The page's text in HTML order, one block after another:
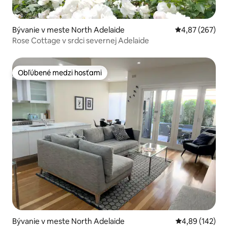
Bývanie v meste North Adelaide Priemerné
4,87 (267)
Rose Cottage v srdci severnej Adelaide
Obľúbené medzi hosťami
Obľúbené medzi hosťami
Bývanie v meste North Adelaide Priemerné
4,89 (142)